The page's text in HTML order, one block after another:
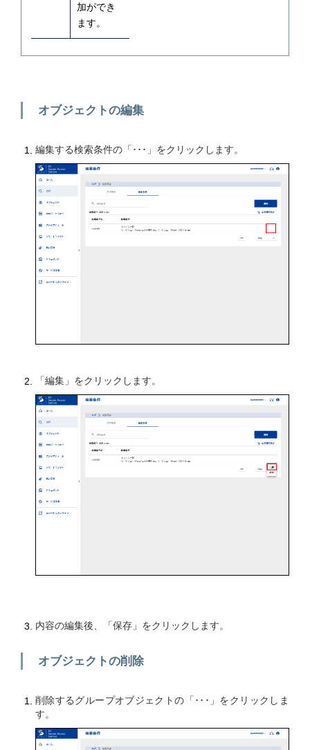
加ができ
ます。
オブジェクトの編集
編集する検索条件の「･･･」をクリックします。
「編集」をクリックします。
内容の編集後、「保存」をクリックします。
オブジェクトの削除
削除するグループオブジェクトの「･･･」をクリックしま
す。